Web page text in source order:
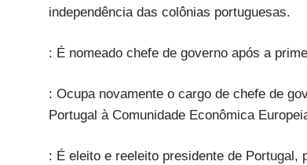
independência das colônias portuguesas.
: É nomeado chefe de governo após a
: Ocupa novamente o cargo de chefe de
Portugal à Comunidade Econômica
: É eleito e reeleito presidente de